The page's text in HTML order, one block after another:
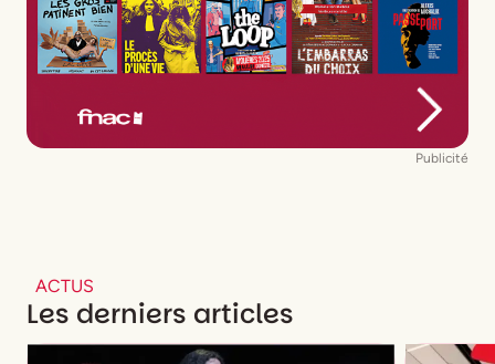
Publicité
ACTUS
Les derniers articles